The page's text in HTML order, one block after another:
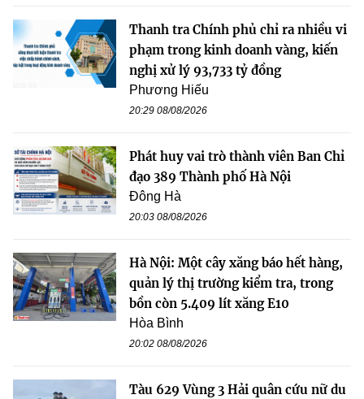
Thanh tra Chính phủ chỉ ra nhiều vi
phạm trong kinh doanh vàng, kiến
nghị xử lý 93,733 tỷ đồng
Phương Hiếu
20:29 08/08/2026
Phát huy vai trò thành viên Ban Chỉ
đạo 389 Thành phố Hà Nội
Đông Hà
20:03 08/08/2026
Hà Nội: Một cây xăng báo hết hàng,
quản lý thị trường kiểm tra, trong
bồn còn 5.409 lít xăng E10
Hòa Bình
20:02 08/08/2026
Tàu 629 Vùng 3 Hải quân cứu nữ du